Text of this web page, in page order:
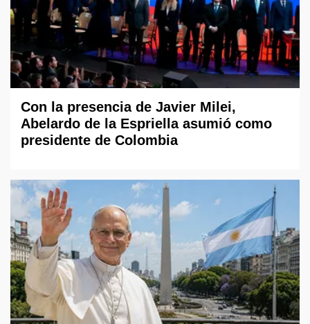
Con la presencia de Javier Milei,
Abelardo de la Espriella asumió como
presidente de Colombia